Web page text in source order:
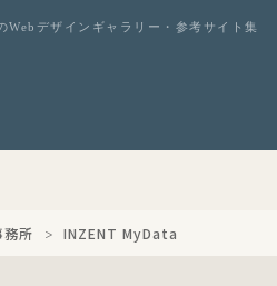
Webデザインギャラリー・参考サイト集
務所 INZENT MyData